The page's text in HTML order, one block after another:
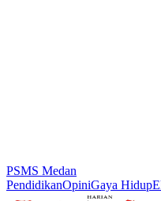
PSMS Medan
PendidikanOpiniGaya Hidup